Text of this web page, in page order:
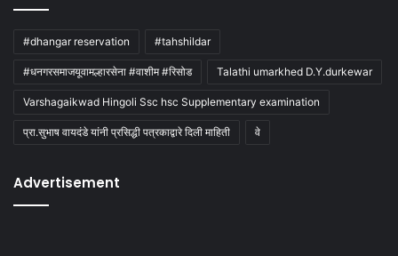
#dhangar reservation #tahshildar
#धनगरसमाजयूवामल्हारसेना #वाशीम #रिसोड Talathi umarkhed D.Y.durkewar
Varshagaikwad Hingoli Ssc hsc Supplementary examination
प्रा.सुभाष वायदंडे यांनी प्रसिद्धी पत्रकाद्वारे दिली माहिती वे
Advertisement